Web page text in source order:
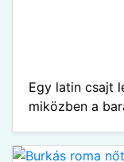
Egy latin csajt
miközben a